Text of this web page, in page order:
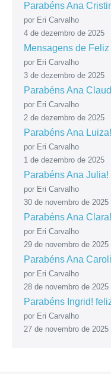
Parabéns Ana
por Eri Carvalho
4 de dezembro de 2025
Mensagens de
por Eri Carvalho
3 de dezembro de 2025
Parabéns Ana
por Eri Carvalho
2 de dezembro de 2025
Parabéns Ana
por Eri Carvalho
1 de dezembro de 2025
Parabéns Ana
por Eri Carvalho
30 de novembro de 2025
Parabéns Ana
por Eri Carvalho
29 de novembro de 2025
Parabéns Ana
por Eri Carvalho
28 de novembro de 2025
Parabéns Ingrid!
por Eri Carvalho
27 de novembro de 2025